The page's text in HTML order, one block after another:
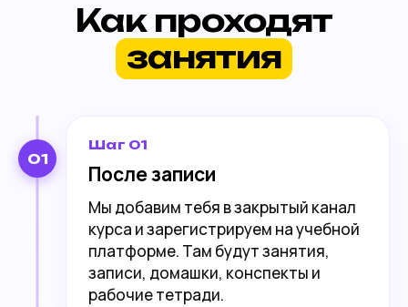
Как проходят
занятия
01
Шаг 01
После записи
Мы добавим тебя в закрытый канал
курса и зарегистрируем на учебной
платформе. Там будут занятия,
записи, домашки, конспекты и
рабочие тетради.